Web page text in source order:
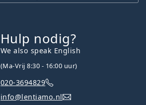
Hulp nodig?
We also speak English
(Ma-Vrij 8:30 - 16:00 uur)
020-3694829
info@lentiamo.nl